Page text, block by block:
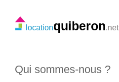
locationquiberon.net
Qui sommes-nous ?